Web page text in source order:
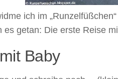
ich im
es getan: Die erste Reise
Baby